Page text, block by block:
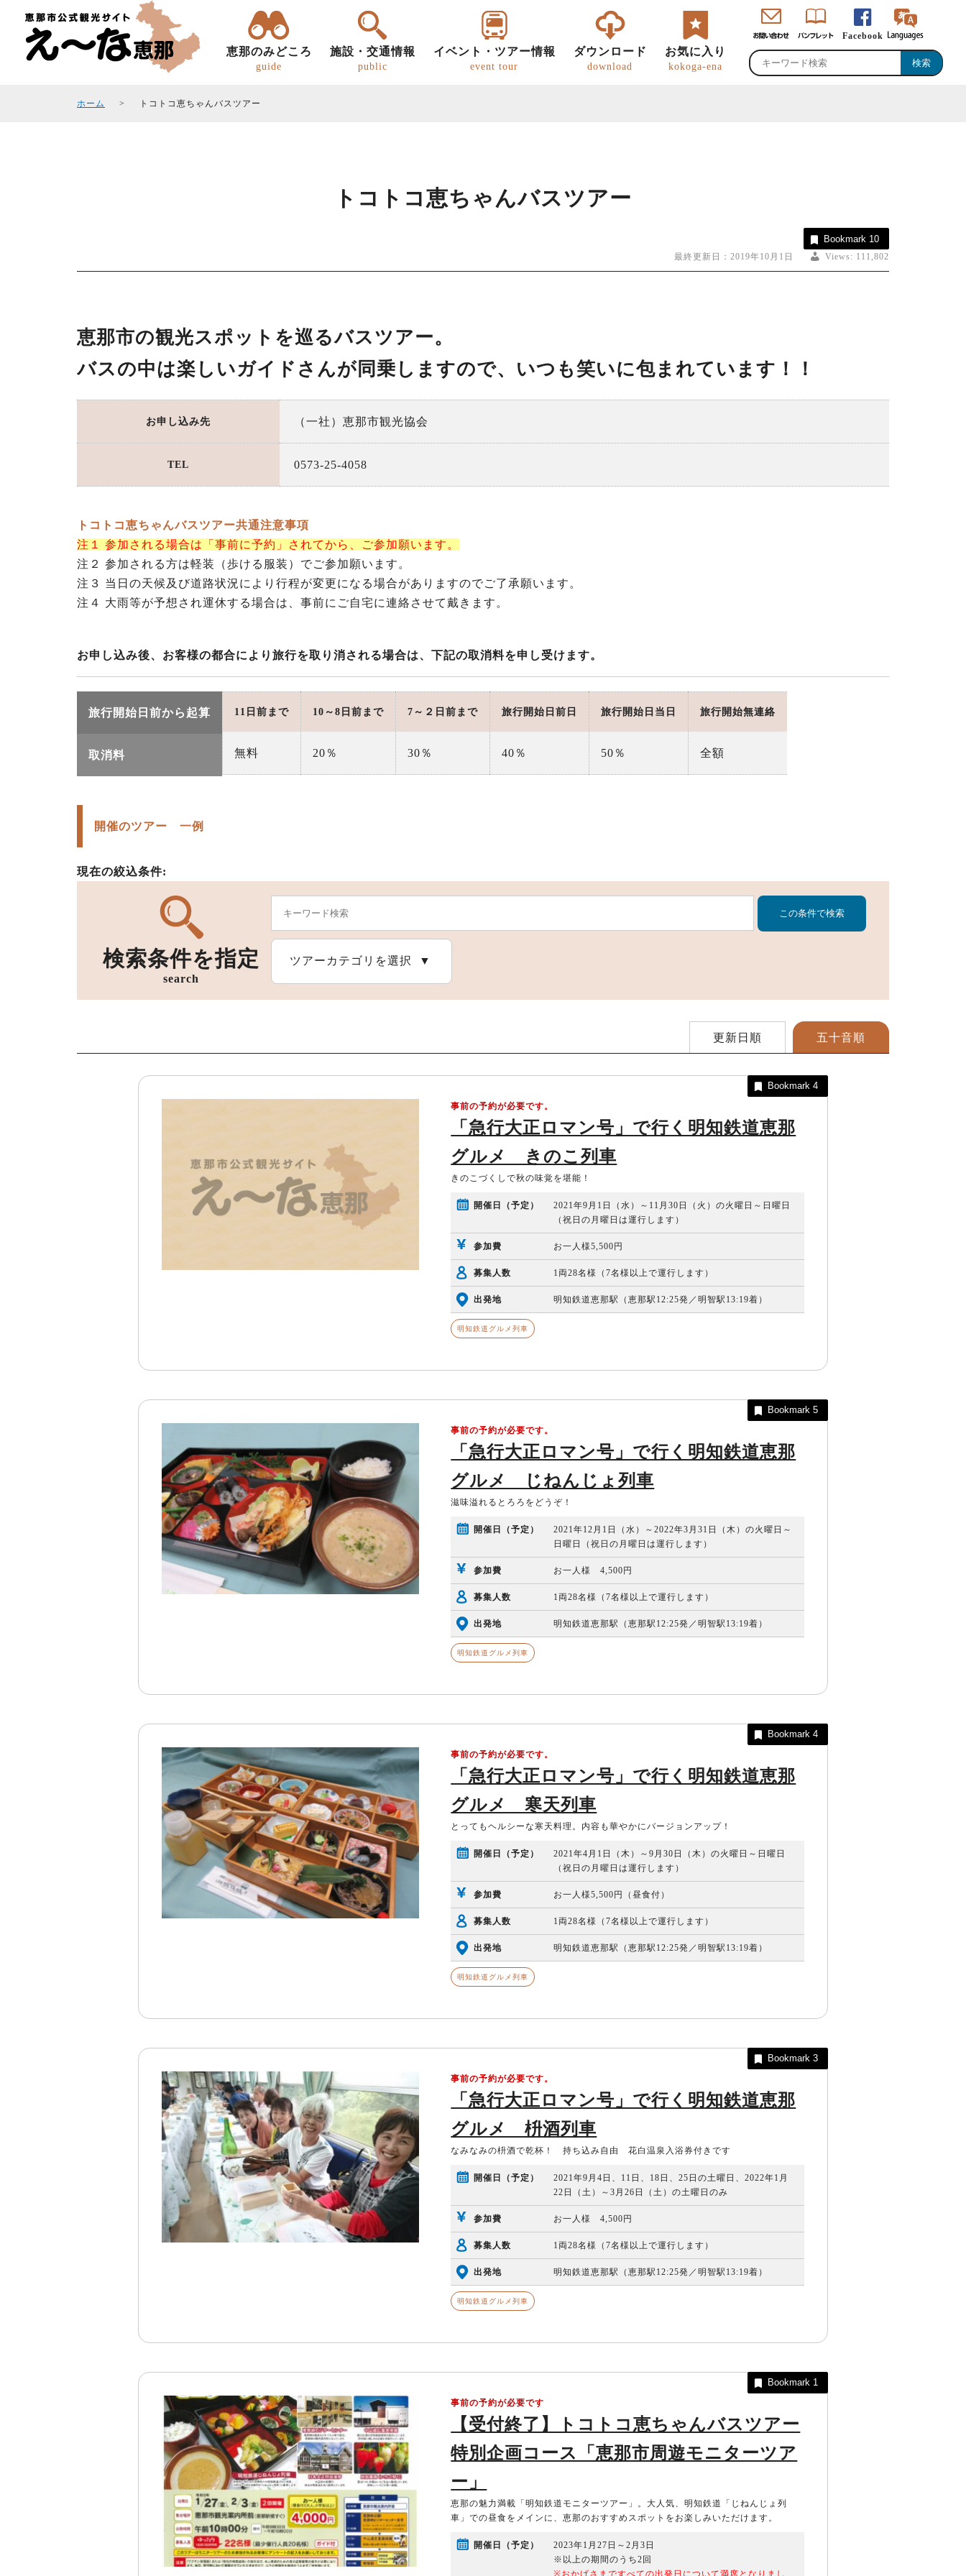
恵那のみどころ
guide
施設・交通情報
public
イベント・ツアー情報
event tour
ダウンロード
download
キャッチコピー
お気に入り
kokoga-ena
Facebook
ホーム トコトコ恵ちゃんバスツアー
トコトコ恵ちゃんバスツアー
Bookmark 10
最終更新日：2019年10月1日 Views: 111,802
恵那市の観光スポットを巡るバスツアー。
バスの中は楽しいガイドさんが同乗しますので、いつも笑いに包まれています！！
お申し込み先 （一社）恵那市観光協会
TEL 0573-25-4058
トコトコ恵ちゃんバスツアー共通注意事項
注１ 参加される場合は「事前に予約」されてから、ご参加願います。
注２ 参加される方は軽装（歩ける服装）でご参加願います。
注３ 当日の天候及び道路状況により行程が変更になる場合がありますのでご了承願います。
注４ 大雨等が予想され運休する場合は、事前にご自宅に連絡させて戴きます。
お申し込み後、お客様の都合により旅行を取り消される場合は、下記の取消料を申し受けます。
旅行開始日前から起算
取消料
11日前まで
無料
10～8日前まで
20％
7～２日前まで
30％
旅行開始日前日
40％
旅行開始日当日
50％
旅行開始無連絡
全額
開催のツアー 一例
現在の絞込条件:
検索条件を指定
search
ツアーカテゴリを選択
更新日順 五十音順
事前の予約が必要です。
「急行大正ロマン号」で行く明知鉄道恵那
グルメ きのこ列車
きのこづくしで秋の味覚を堪能！
開催日（予定）
2021年9月1日（水）～11月30日（火）の火曜日～日曜日
（祝日の月曜日は運行します）
参加費 お一人様5,500円
募集人数 1両28名様（7名様以上で運行します）
出発地 明知鉄道恵那駅（恵那駅12:25発／明智駅13:19着）
明知鉄道グルメ列車
Bookmark 4
事前の予約が必要です。
「急行大正ロマン号」で行く明知鉄道恵那
グルメ じねんじょ列車
滋味溢れるとろろをどうぞ！
開催日（予定）
2021年12月1日（水）～2022年3月31日（木）の火曜日～
日曜日（祝日の月曜日は運行します）
参加費 お一人様 4,500円
募集人数 1両28名様（7名様以上で運行します）
出発地 明知鉄道恵那駅（恵那駅12:25発／明智駅13:19着）
明知鉄道グルメ列車
Bookmark 5
事前の予約が必要です。
「急行大正ロマン号」で行く明知鉄道恵那
グルメ 寒天列車
とってもヘルシーな寒天料理。内容も華やかにバージョンアップ！
開催日（予定）
2021年4月1日（木）～9月30日（木）の火曜日～日曜日
（祝日の月曜日は運行します）
参加費 お一人様5,500円（昼食付）
募集人数 1両28名様（7名様以上で運行します）
出発地 明知鉄道恵那駅（恵那駅12:25発／明智駅13:19着）
明知鉄道グルメ列車
Bookmark 4
事前の予約が必要です。
「急行大正ロマン号」で行く明知鉄道恵那
グルメ 枡酒列車
なみなみの枡酒で乾杯！ 持ち込み自由 花白温泉入浴券付きです
開催日（予定）
2021年9月4日、11日、18日、25日の土曜日、2022年1月
22日（土）～3月26日（土）の土曜日のみ
参加費 お一人様 4,500円
募集人数 1両28名様（7名様以上で運行します）
出発地 明知鉄道恵那駅（恵那駅12:25発／明智駅13:19着）
明知鉄道グルメ列車
Bookmark 3
事前の予約が必要です
【受付終了】トコトコ恵ちゃんバスツアー
特別企画コース「恵那市周遊モニターツア
ー」
恵那の魅力満載「明知鉄道モニターツアー」。大人気、明知鉄道「じねんじょ列
車」での昼食をメインに、恵那のおすすめスポットをお楽しみいただけます。
開催日（予定）
2023年1月27日～2月3日
※以上の期間のうち2回
※おかげさまですべての出発日について満席となりまし
Bookmark 1